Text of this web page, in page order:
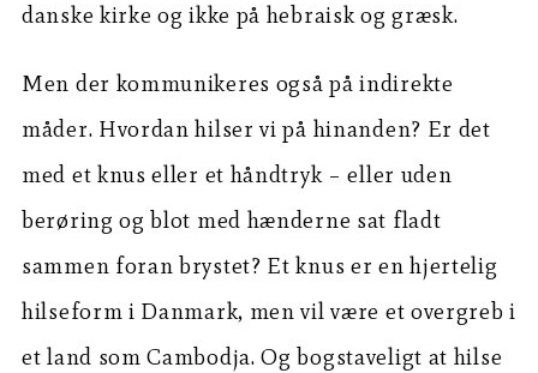
danske kirke og ikke på hebraisk og græsk.
Men der kommunikeres også på indirekte
måder. Hvordan hilser vi på hinanden? Er det
med et knus eller et håndtryk – eller uden
berøring og blot med hænderne sat fladt
sammen foran brystet? Et knus er en hjertelig
hilseform i Danmark, men vil være et overgreb i
et land som Cambodja. Og bogstaveligt at hilse